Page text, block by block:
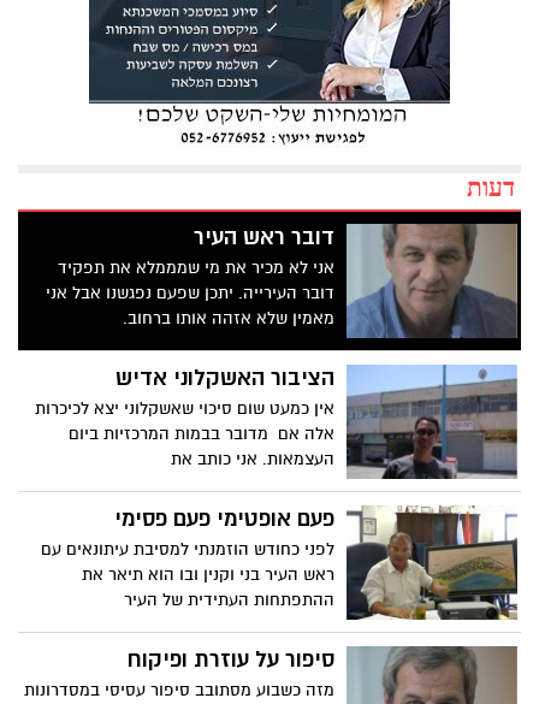
דעות
דובר ראש העיר
אני לא מכיר את מי שמממלא את תפקיד
דובר העירייה. יתכן שפעם נפגשנו אבל אני
מאמין שלא אזהה אותו ברחוב.
הציבור האשקלוני אדיש
אין כמעט שום סיכוי שאשקלוני יצא לכיכרות
אלה אם מדובר בבמות המרכזיות ביום
העצמאות. אני כותב את
פעם אופטימי פעם פסימי
לפני כחודש הוזמנתי למסיבת עיתונאים עם
ראש העיר בני וקנין ובו הוא תיאר את
ההתפתחות העתידית של העיר
סיפור על עוזרת ופיקוח
מזה כשבוע מסתובב סיפור עסיסי במסדרונות